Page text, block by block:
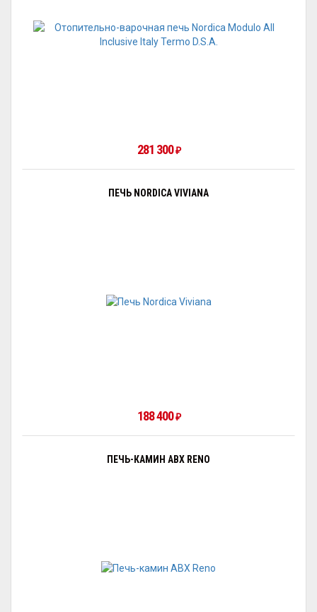
281 300 ₽
ПЕЧЬ NORDICA VIVIANA
188 400 ₽
ПЕЧЬ-КАМИН ABX RENO